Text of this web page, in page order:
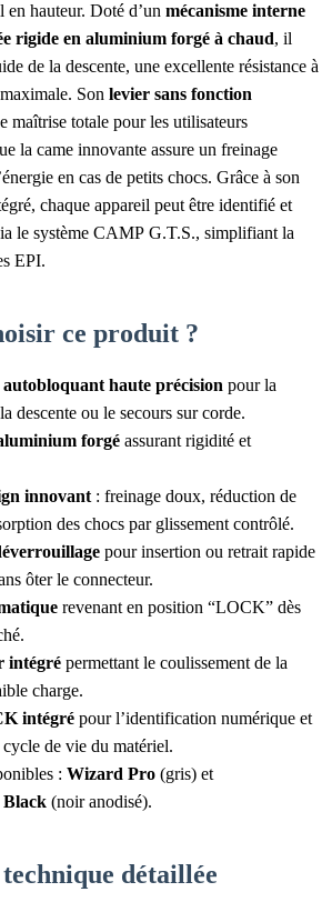
en hauteur. Doté d’un mécanisme interne
rigide en aluminium forgé à chaud, il
de la descente, une excellente résistance à
Son levier sans fonction
maîtrise totale pour les utilisateurs
la came innovante assure un freinage
en cas de petits chocs. Grâce à son
chaque appareil peut être identifié et
le système CAMP G.T.S., simplifiant la
EPI.
ce produit ?
autobloquant haute précision pour la
descente ou le secours sur corde.
forgé assurant rigidité et
innovant: freinage doux, réduction de
des chocs par glissement contrôlé.
pour insertion ou retrait rapide
ôter le connecteur.
revenant en position “LOCK” dès
intégré permettant le coulissement de la
charge.
intégré pour l’identification numérique et
de vie du matériel.
: Wizard Pro (gris) et
(noir anodisé).
détaillée